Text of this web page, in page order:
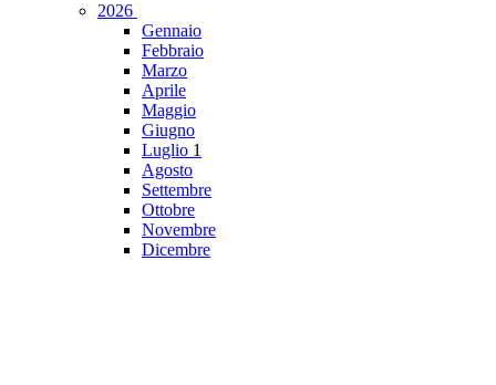
2026
Gennaio
Febbraio
Marzo
Aprile
Maggio
Giugno
Luglio 1
Agosto
Settembre
Ottobre
Novembre
Dicembre